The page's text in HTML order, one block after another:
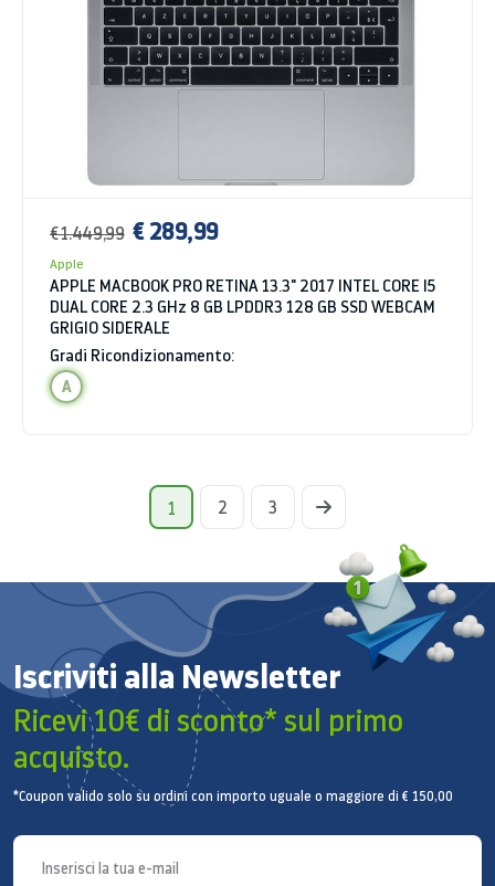
€ 1.449,99 € 289,99
Apple
APPLE MACBOOK PRO RETINA 13.3" 2017 INTEL CORE I5
DUAL CORE 2.3 GHz 8 GB LPDDR3 128 GB SSD WEBCAM
GRIGIO SIDERALE
Gradi Ricondizionamento:
A
1 2 3
Iscriviti alla Newsletter
Ricevi 10€ di sconto* sul primo
acquisto.
*Coupon valido solo su ordini con importo uguale o maggiore di € 150,00